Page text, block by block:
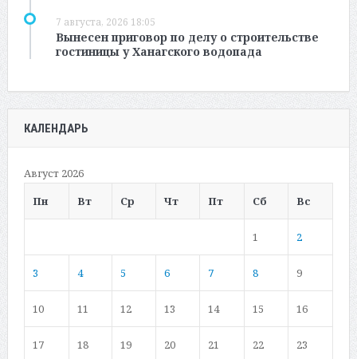
7 августа, 2026 18:05
Вынесен приговор по делу о строительстве
гостиницы у Ханагского водопада
КАЛЕНДАРЬ
Август 2026
Пн
Вт Ср Чт Пт Сб Вс
1 2
3 4 5 6 7 8 9
10 11 12 13 14 15 16
17 18 19 20 21 22 23